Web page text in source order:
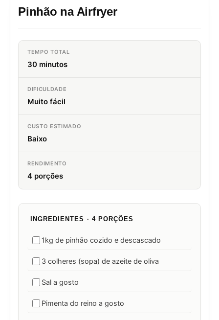
Pinhão na Airfryer
TEMPO TOTAL
30 minutos
DIFICULDADE
Muito fácil
CUSTO ESTIMADO
Baixo
RENDIMENTO
4 porções
INGREDIENTES · 4 PORÇÕES
1kg de pinhão cozido e descascado
3 colheres (sopa) de azeite de oliva
Sal a gosto
Pimenta do reino a gosto